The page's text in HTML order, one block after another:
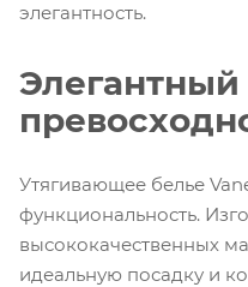
элегантность.
Утягивающее белье
функциональность.
высококачественных
идеальную посадку и